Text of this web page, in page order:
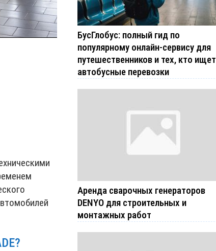
БусГлобус: полный гид по
популярному онлайн-сервису для
путешественников и тех, кто ищет
автобусные перевозки
Аренда сварочных генераторов
DENYO для строительных и
монтажных работ